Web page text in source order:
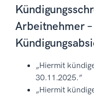
Arbeitnehmer
„Hiermit
30.11.2025.”
„Hiermit